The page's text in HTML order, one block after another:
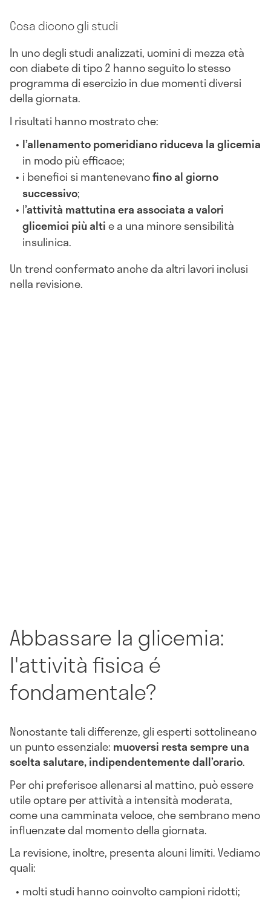
Cosa dicono gli studi
In uno degli studi analizzati, uomini di mezza età
con diabete di tipo 2 hanno seguito lo stesso
programma di esercizio in due momenti diversi
della giornata.
I risultati hanno mostrato che:
l’allenamento pomeridiano riduceva la glicemia
in modo più efficace;
i benefici si mantenevanofino al giorno
successivo;
l’attività mattutina era associata a valori
glicemici più altie a una minore sensibilità
insulinica.
Un trend confermato anche da altri lavori inclusi
nella revisione.
Abbassare la glicemia:
l'attività fisica é
fondamentale?
Nonostante tali differenze, gli esperti sottolineano
un punto essenziale: muoversi resta sempre una
scelta salutare, indipendentemente dall’orario.
Per chi preferisce allenarsi al mattino, può essere
utile optare per attività a intensità moderata,
come una camminata veloce, che sembrano meno
influenzate dal momento della giornata.
La revisione, inoltre, presenta alcuni limiti. Vediamo
quali:
molti studi hanno coinvolto campioni ridotti;